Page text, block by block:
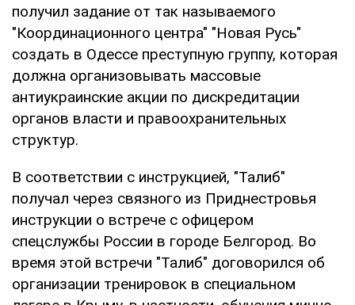
получил задание от так называемого
"Координационного центра" "Новая Русь"
создать в Одессе преступную группу, которая
должна организовывать массовые
антиукраинские акции по дискредитации
органов власти и правоохранительных
структур.
В соответствии с инструкцией, "Талиб"
получал через связного из Приднестровья
инструкции о встрече с офицером
спецслужбы России в городе Белгород. Во
время этой встречи "Талиб" договорился об
организации тренировок в специальном